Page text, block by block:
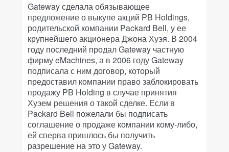
Gateway сделала обязывающее
предложение о выкупе акций PB Holdings,
родительской компании Packard Bell, у ее
крупнейшего акционера Джона Хуэя. В 2004
году последний продал Gateway частную
фирму eMachines, а в 2006 году Gateway
подписала с ним договор, который
предоставил компании право заблокировать
продажу PB Holding в случае принятия
Хуэем решения о такой сделке. Если в
Packard Bell пожелали бы подписать
соглашение о продаже компании кому-либо,
ей сперва пришлось бы получить
разрешение на это у Gateway.